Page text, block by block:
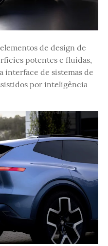
de design de
potentes e fluidas,
interface de sistemas de
por inteligência